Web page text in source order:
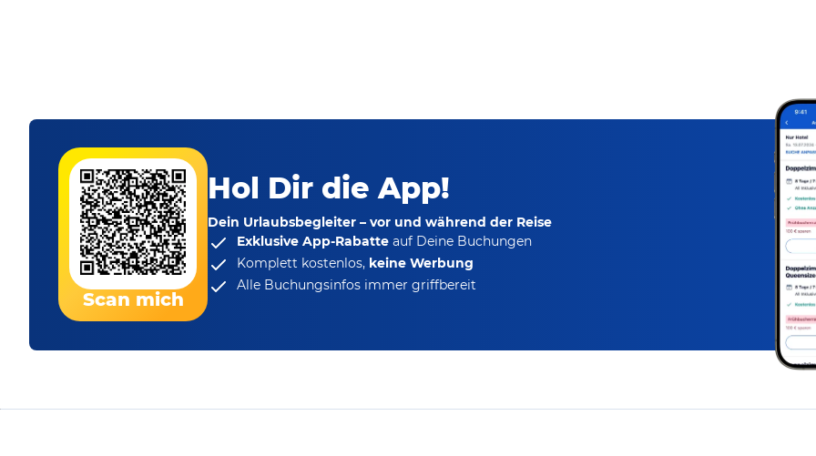
Scan mich
Hol Dir die App!
Dein Urlaubsbegleiter – vor und während der Reise
Exklusive App-Rabatte auf Deine Buchungen
Komplett kostenlos, keine Werbung
Alle Buchungsinfos immer griffbereit